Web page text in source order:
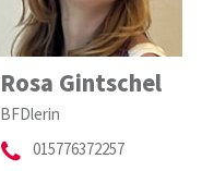
Rosa Gintschel
BFDlerin
015776372257